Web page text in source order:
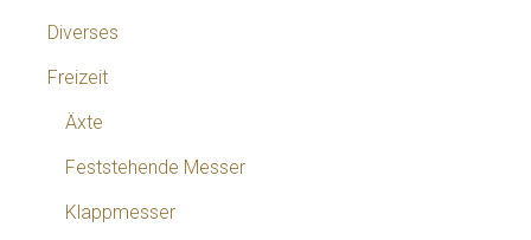
Diverses
Freizeit
Äxte
Feststehende Messer
Klappmesser